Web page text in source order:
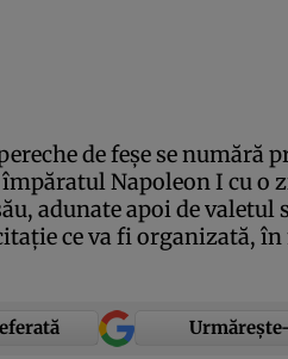
de feşe se numără
Napoleon I cu o
adunate apoi de valetul
ce va fi organizată, în